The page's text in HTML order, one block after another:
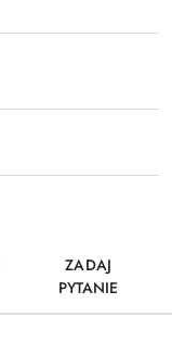
ZADAJ
PYTANIE